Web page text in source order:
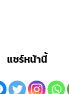
แชร์หน้านี้